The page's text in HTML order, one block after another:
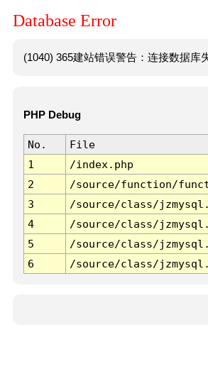
Database Error
(1040) 365建站错误警告：连接数据库
PHP Debug
No. File
1
/index.php
2
/source/function/
3
/source/class/
4
/source/class/
5
/source/class/
6
/source/class/